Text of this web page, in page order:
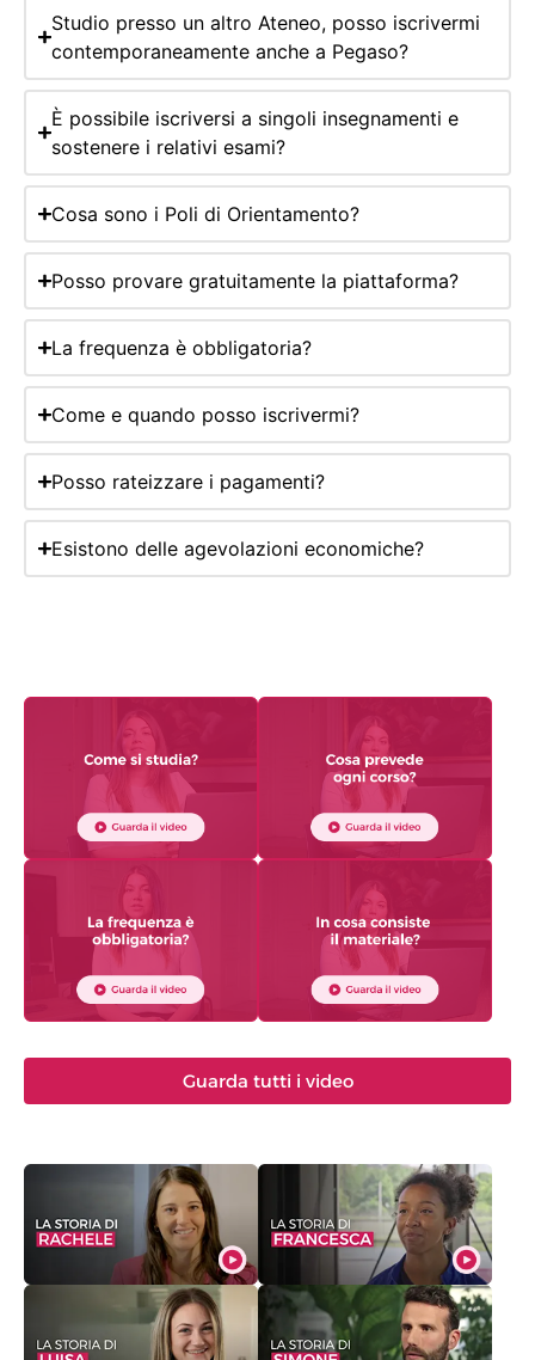
Studio presso un altro Ateneo, posso iscrivermi
contemporaneamente anche a Pegaso?
È possibile iscriversi a singoli insegnamenti e
sostenere i relativi esami?
Cosa sono i Poli di Orientamento?
Posso provare gratuitamente la piattaforma?
La frequenza è obbligatoria?
Come e quando posso iscrivermi?
Posso rateizzare i pagamenti?
Esistono delle agevolazioni economiche?
Guarda tutti i video